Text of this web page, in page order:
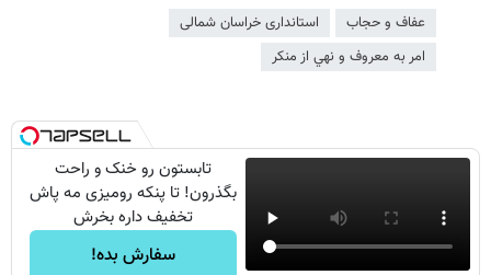
عفاف و حجاب
استانداری خراسان شمالی
امر به معروف و نهي از منكر
تابستون رو خنک و راحت
بگذرون! تا پنکه رومیزی مه پاش
تخفیف داره بخرش
سفارش بده!